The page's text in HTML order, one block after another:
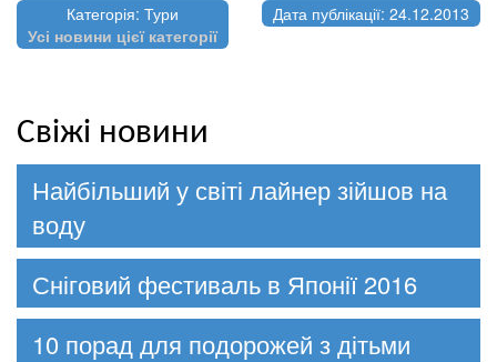
Категорія: Тури
Усі новини цієї категорії
Дата публікації: 24.12.2013
Свіжі новини
Найбільший у світі лайнер зійшов на
воду
Сніговий фестиваль в Японії 2016
10 порад для подорожей з дітьми